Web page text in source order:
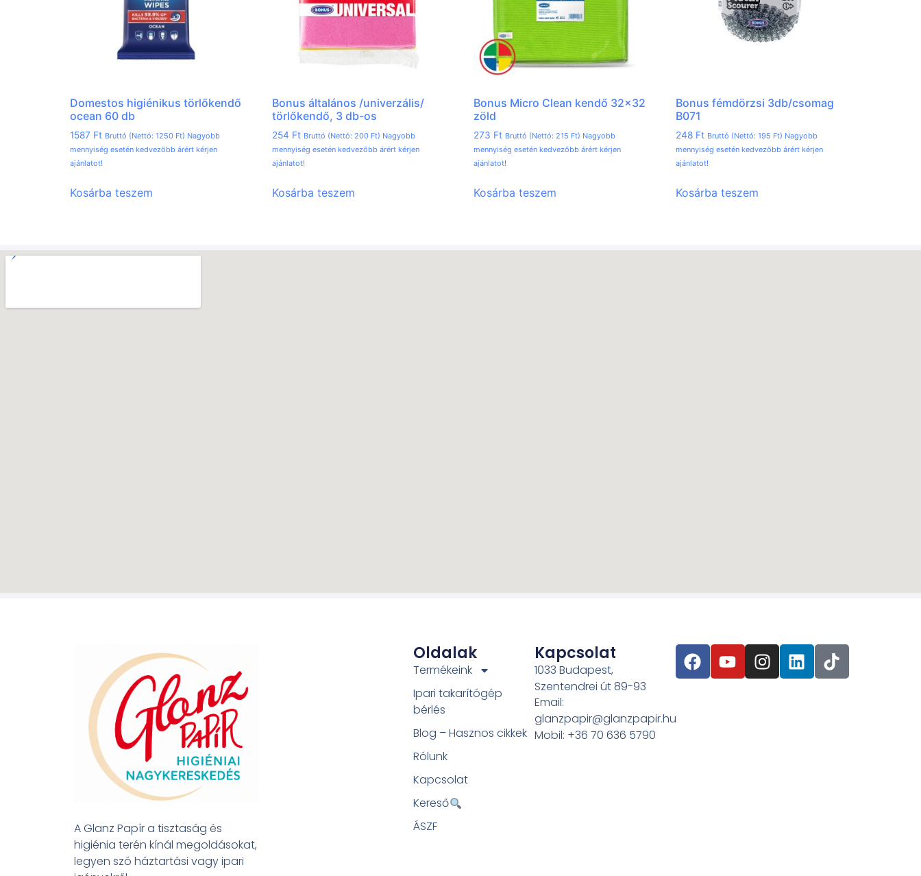
Domestos higiénikus törlőkendő
ocean 60 db
1587 Ft Bruttó (Nettó: 1250 Ft) Nagyobb
mennyiség esetén kedvezőbb árért kérjen
ajánlatot!
Kosárba teszem
Bonus általános /univerzális/
törlőkendő, 3 db-os
254 Ft Bruttó (Nettó: 200 Ft) Nagyobb
mennyiség esetén kedvezőbb árért kérjen
ajánlatot!
Kosárba teszem
Bonus Micro Clean kendő 32×32
zöld
273 Ft Bruttó (Nettó: 215 Ft) Nagyobb
mennyiség esetén kedvezőbb árért kérjen
ajánlatot!
Kosárba teszem
Bonus fémdörzsi 3db/csomag
B071
248 Ft Bruttó (Nettó:195 Ft) Nagyobb
mennyiség esetén kedvezőbb árért kérjen
ajánlatot!
Kosárba teszem
A Glanz Papír a tisztaság és
higiénia terén kínál megoldásokat,
legyen szó háztartási vagy ipari
Oldalak
Termékeink
Ipari takarítógép
bérlés
Blog – Hasznos cikkek
Rólunk
Kapcsolat
Kereső
ÁSZF
Kapcsolat
1033 Budapest,
Szentendrei út 89-93
Email:
glanzpapir@glanzpapir.hu
Mobil: +36 70 636 5790